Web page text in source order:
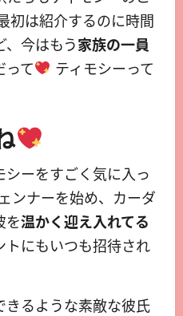
初は紹介するのに時間
今はもう家族の一員
って
ティモシーって
シーをすごく気に入っ
ンナーを始め、カーダ
を温かく迎え入れてる
トにもいつも招待され
きるような素敵な彼氏